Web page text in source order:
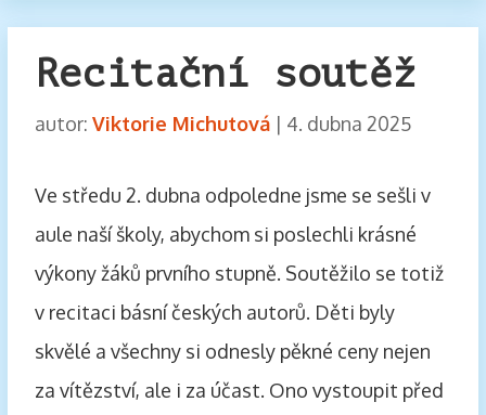
Recitační soutěž
autor: Viktorie Michutová| 4. dubna 2025
Ve středu 2. dubna odpoledne jsme se sešli v
aule naší školy, abychom si poslechli krásné
výkony žáků prvního stupně. Soutěžilo se totiž
v recitaci básní českých autorů. Děti byly
skvělé a všechny si odnesly pěkné ceny nejen
za vítězství, ale i za účast. Ono vystoupit před